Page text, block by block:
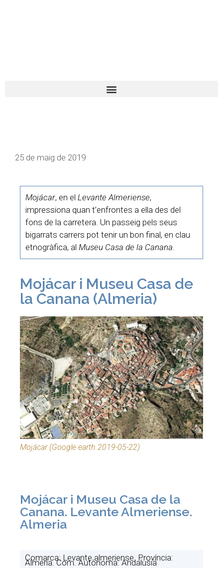
25 de maig de 2019
Mojácar, en el Levante Almeriense,
impressiona quan t’enfrontes a ella des del
fons de la carretera. Un passeig pels seus
bigarrats carrers pot tenir un bon final, en clau
etnogràfica, al Museu Casa de la Canana
Mojácar i Museu Casa de
la Canana (Almeria)
Mojácar (Google earth 2019-05-22)
Mojácar i Museu Casa de la
Canana. Levante Almeriense.
Almeria
Comarca: Levante almeriense. Província:
Almeria. Com. Autònoma: Andalusia